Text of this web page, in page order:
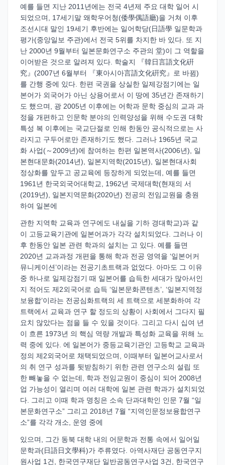
예를 들면 지난 2011년에는 전국 4년제 주요 대학 일어 시
되었으며, 17세기말 왜학우어청(倭學偶語廳)을 거쳐 이후
조선시대 말인 19세기 후반에는 일어학당(日語學 일문학과
평가(중앙일보 주관)에서 전국 5위를 차지한 바 있다. 또 지
난 2000년 9월부터 일본문화연구소 주관의 堂)이 그 역할을
이어받은 것으로 알려져 있다. 학술지 『韓日言語文化硏
究』(2007년 6월부터 『東아시아言語文化硏究』로 바뀜)
를 간행 중에 있다. 한편 국권을 상실한 일제강점기에는 일
본어가 외국어가 아닌 상용어로서 이 땅에 35년간 존재하기
도 했으며, 광 2005년 이후에는 어학과 문학 중심의 교과 과
정을 개편하고 인문학 분야의 인력양성을 위해 수도권 대학
특성 복 이후에는 국교단절로 인해 한동안 공식적으로는 사
라지고 구두어로만 존재하기도 했다. 그러나 1965년 국교
화 사업(～2009년)에 참여하는 한편 일본역사(2006년), 일
본현대문화(2014년), 일본지역학(2015년), 일본현대사회
정상화를 앞두고 공교육에 등장하게 되었는데, 예를 들면
1961년 한국외국어대학교, 1962년 국제대학(현재의 서
(2019년), 일본지역문화(2020년) 전공의 전임교원을 충원
하여 일본에
관한 지역학 교육과 연구에도 내실을 기하 경대학교)과 같
이 고등교육기관에 일본어과가 각각 설치되었다. 그러나 이
후 한동안 일본 관련 학과의 설치는 고 있다. 예를 들면
2020년 교과과정 개편을 통해 학과 전공 영역을 ‘일본어커
뮤니케이션’이라는 전공기초트랙과 없었다. 아마도 그 이유
중 하나로 일제강점기 때 일본어를 습득한 세대가 많아서인
지 적어도 제2외국어로 습득 ‘일본문화콘텐츠’, ‘일본지역정
보융합’이라는 전공심화트랙의 세 트랙으로 세분화하여 각
트랙에서 교육과 연구 할 정도의 상황이 사회에서 그다지 필
요치 않았다는 점을 들 수 있을 것이다. 그리고 다시 십여 년
이 흐른 1973년 의 핵심 역량 개발과 특성화 교육을 위해 노
력 중에 있다. 에 일본어가 중등교육기관인 고등학교 교육과
정의 제2외국어로 채택되었으며, 이때부터 일본어교사로서
의 취 연구 성과를 뒷받침하기 위한 관련 연구소의 설립 또
한 빼놓을 수 없는데, 학과 전임교원이 중심이 되어 2008년
업 가능성이 열리며 여러 대학에 일본 관련 학과가 설치되었
다. 그리고 이때 학과 명칭은 소속 단과대학인 인문 7월 “일
본문화연구소” 그리고 2018년 7월 “지역인문정보융합연구
소”를 각각 개소, 운영 중에
있으며, 그간 동북 대학 내의 어문학과 전통 속에서 일어일
문학과(日語日文學科)가 주류였다. 아역사재단 공동연구지
원사업 1건, 한국연구재단 일반공동연구사업 3건, 한국연구